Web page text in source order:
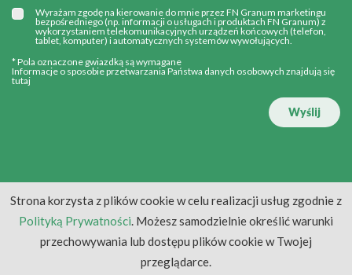
Wyrażam zgodę na kierowanie do mnie przez FN Granum marketingu
bezpośredniego (np. informacji o usługach i produktach FN Granum) z
wykorzystaniem telekomunikacyjnych urządzeń końcowych (telefon,
tablet, komputer) i automatycznych systemów wywołujących.
* Pola oznaczone gwiazdką są wymagane
Informacje o sposobie przetwarzania Państwa danych osobowych znajdują się
tutaj
Wyślij
Strona korzysta z plików cookie w celu realizacji usług zgodnie z
Polityką Prywatności. Możesz samodzielnie określić warunki
przechowywania lub dostępu plików cookie w Twojej
przeglądarce.